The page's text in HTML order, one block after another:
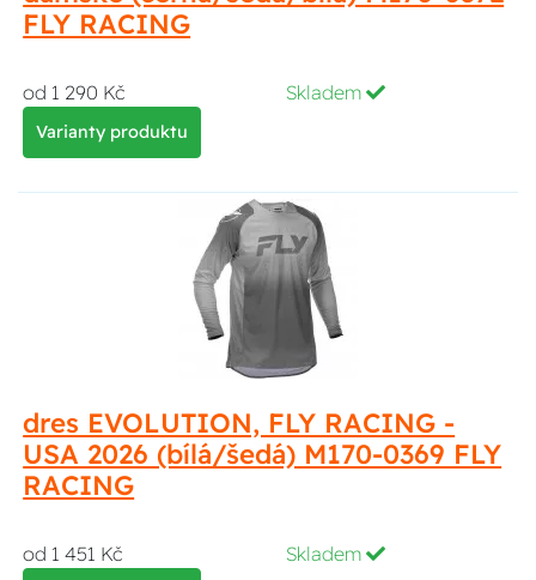
FLY RACING
od 1 290 Kč Skladem
Varianty produktu
dres EVOLUTION, FLY RACING -
USA 2026 (bílá/šedá) M170-0369 FLY
RACING
od 1 451 Kč Skladem